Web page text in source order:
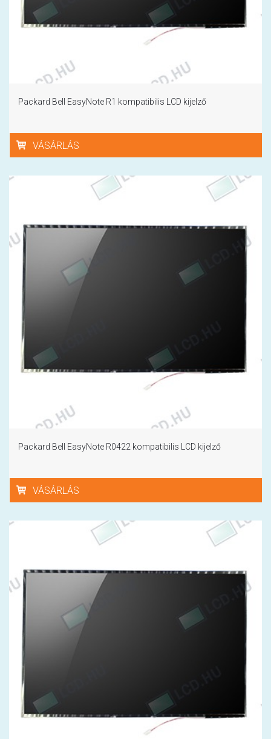
Packard Bell EasyNote R1 kompatibilis LCD kijelző
VÁSÁRLÁS
Packard Bell EasyNote R0422 kompatibilis LCD kijelző
VÁSÁRLÁS